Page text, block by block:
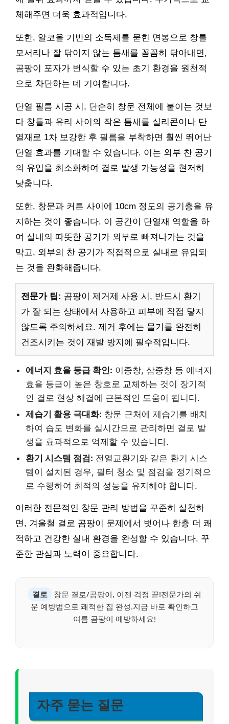
체해주면 더욱 효과적입니다.
또한, 알코올 기반의 소독제를 묻힌 면봉으로 창틀
모서리나 잘 닦이지 않는 틈새를 꼼꼼히 닦아내면,
곰팡이 포자가 번식할 수 있는 초기 환경을 원천적
으로 차단하는 데 기여합니다.
단열 필름 시공 시, 단순히 창문 전체에 붙이는 것보
다 창틀과 유리 사이의 작은 틈새를 실리콘이나 단
열재로 1차 보강한 후 필름을 부착하면 훨씬 뛰어난
단열 효과를 기대할 수 있습니다. 이는 외부 찬 공기
의 유입을 최소화하여 결로 발생 가능성을 현저히
낮춥니다.
또한, 창문과 커튼 사이에 10cm 정도의 공기층을 유
지하는 것이 좋습니다. 이 공간이 단열재 역할을 하
여 실내의 따뜻한 공기가 외부로 빠져나가는 것을
막고, 외부의 찬 공기가 직접적으로 실내로 유입되
는 것을 완화해줍니다.
전문가 팁: 곰팡이 제거제 사용 시, 반드시 환기
가 잘 되는 상태에서 사용하고 피부에 직접 닿지
않도록 주의하세요. 제거 후에는 물기를 완전히
건조시키는 것이 재발 방지에 필수적입니다.
에너지 효율 등급 확인: 이중창, 삼중창 등 에너지
효율 등급이 높은 창호로 교체하는 것이 장기적
인 결로 현상 해결에 근본적인 도움이 됩니다.
제습기 활용 극대화: 창문 근처에 제습기를 배치
하여 습도 변화를 실시간으로 관리하면 결로 발
생을 효과적으로 억제할 수 있습니다.
환기 시스템 점검: 전열교환기와 같은 환기 시스
템이 설치된 경우, 필터 청소 및 점검을 정기적으
로 수행하여 최적의 성능을 유지해야 합니다.
이러한 전문적인 창문 관리 방법을 꾸준히 실천하
면, 겨울철 결로 곰팡이 문제에서 벗어나 한층 더 쾌
적하고 건강한 실내 환경을 완성할 수 있습니다. 꾸
준한 관심과 노력이 중요합니다.
결로
창문 결로/곰팡이, 이젠 걱정 끝!전문가의 쉬
운 예방법으로 쾌적한 집 완성.지금 바로 확인하고
여름 곰팡이 예방하세요!
자주 묻는 질문